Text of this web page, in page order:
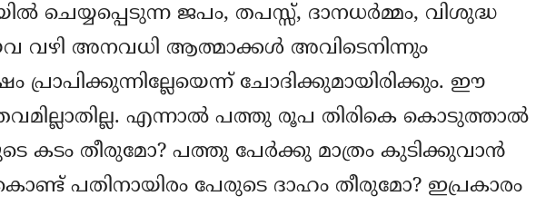
ചെയ്യപ്പെടുന്ന ജപം, തപസ്സ്, ദാനധര്‍മ്മം, വിശുദ്ധ
അനവധി ആത്മാക്കള്‍ അവിടെനിന്നും
പ്രാപിക്കുന്നില്ലേയെന്ന്‍ ചോദിക്കുമായിരിക്കും. ഈ
എന്നാല്‍ പത്തു രൂപ തിരികെ കൊടുത്താല്‍
കടം തീരുമോ? പത്തു പേര്‍ക്കു മാത്രം കുടിക്കുവാന്‍
പതിനായിരം പേരുടെ ദാഹം തീരുമോ? ഇപ്രകാരം